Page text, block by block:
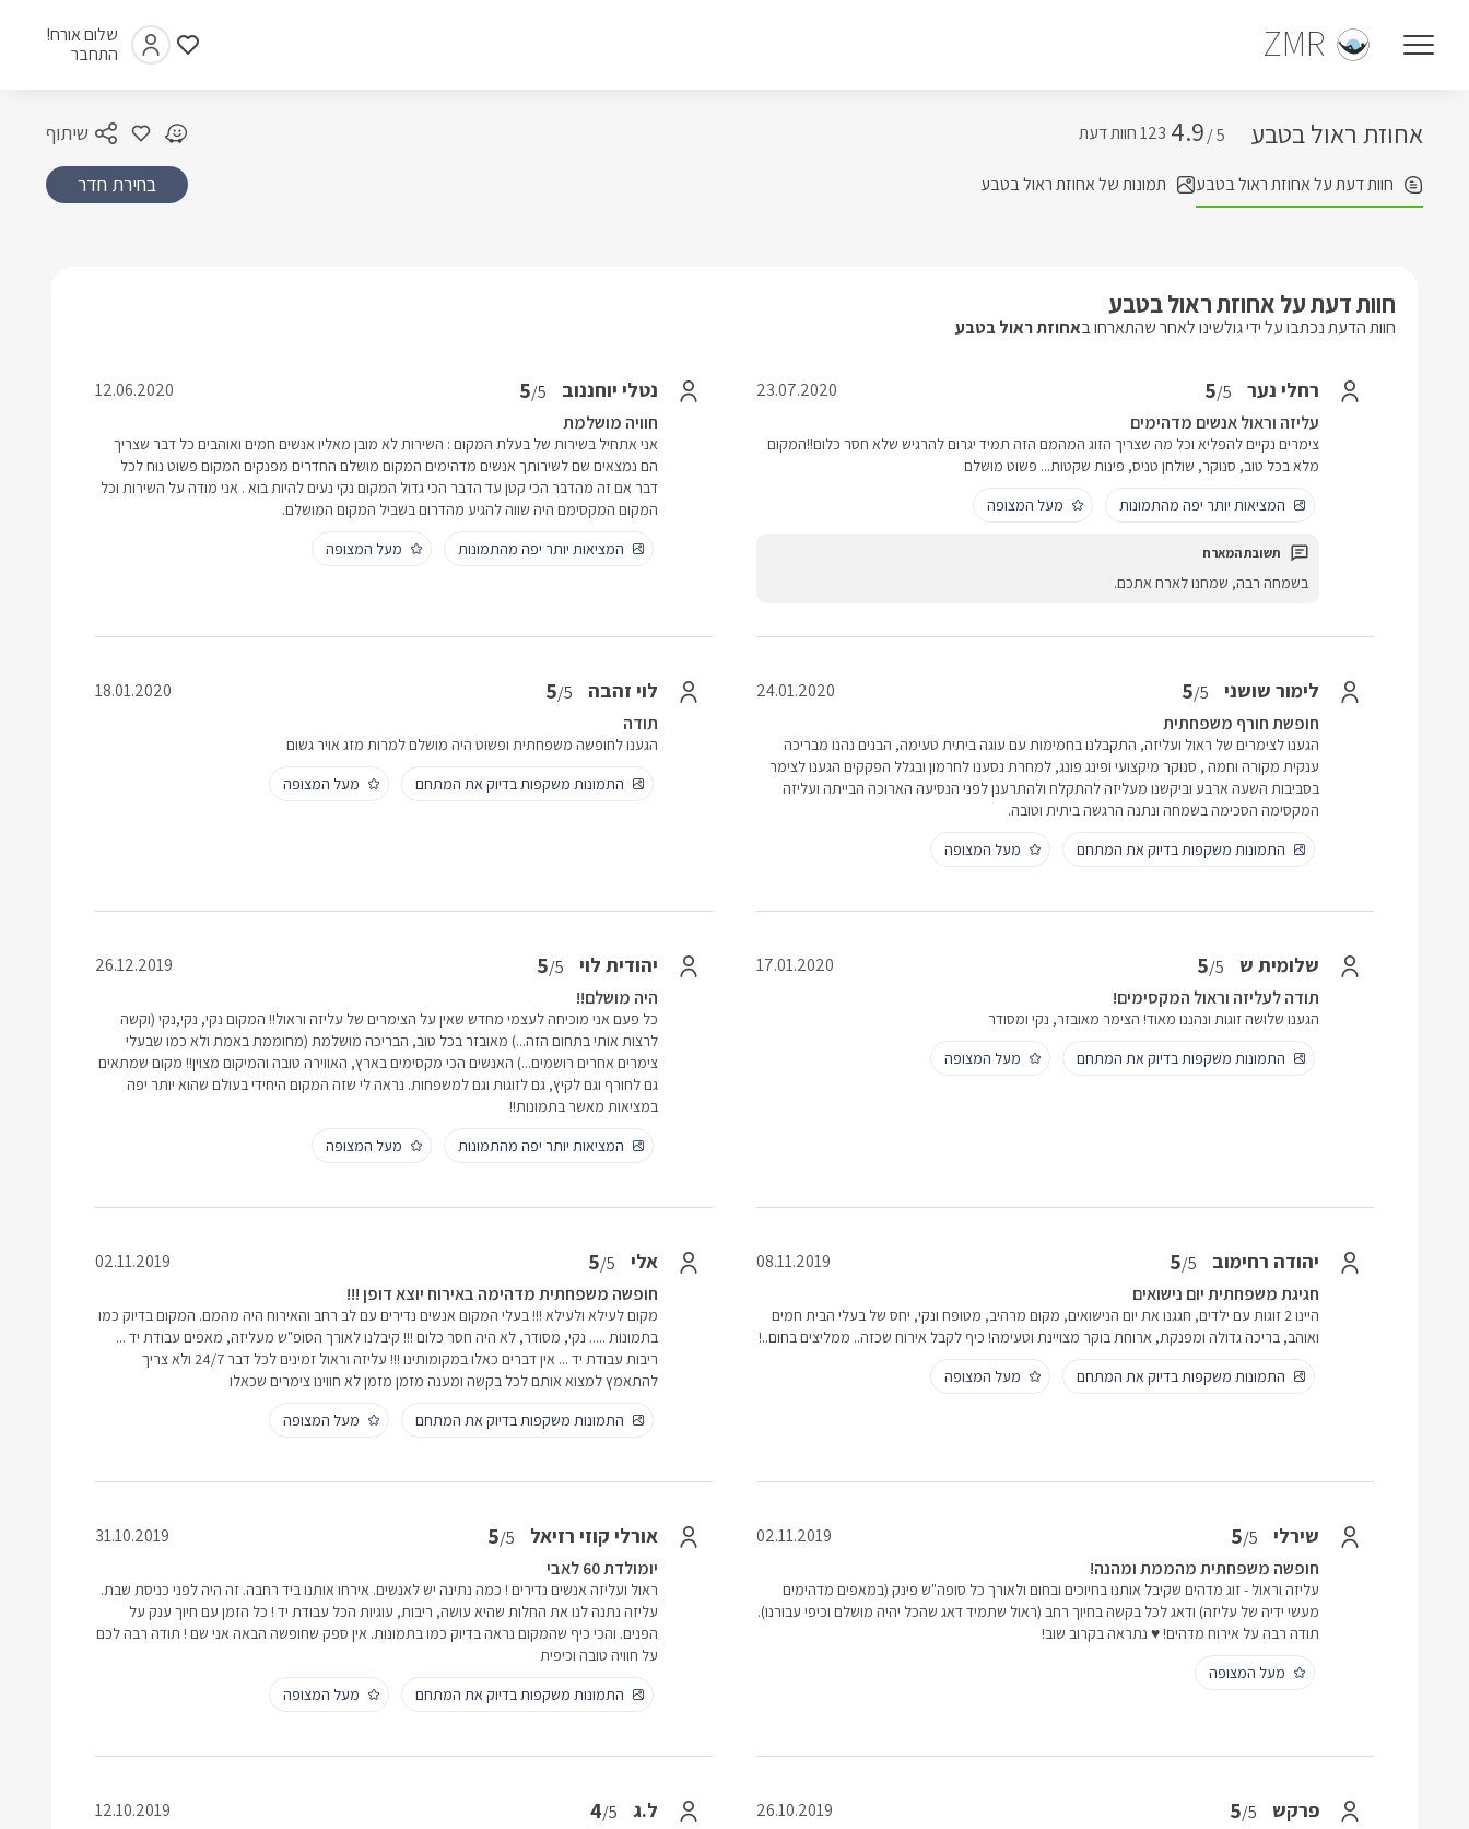
ZMR
שלום אורח!
התחבר
אחוזת ראול בטבע 5 /
4.9
חוות דעת על אחוזת ראול בטבע תמונות של אחוזת ראול בטבע
שיתוף
בחירת חדר
חוות דעת על אחוזת ראול בטבע
חוות הדעת נכתבו על ידי גולשינו לאחר שהתארחו באחוזת ראול בטבע
רחלי נער 5/5
23.07.2020
עליזה וראול אנשים מדהימים
צימרים נקיים להפליא וכל מה שצריך הזוג המהמם הזה תמיד יגרום להרגיש שלא חסר כלום!!המקום
מלא בכל טוב, סנוקר, שולחן טניס, פינות שקטות... פשוט מושלם
המציאות יותר יפה מהתמונות
מעל המצופה
בשמחה רבה, שמחנו לארח אתכם.
נטלי יוחננוב 5/5
12.06.2020
חוויה מושלמת
אני אתחיל בשירות של בעלת המקום : השירות לא מובן מאליו אנשים חמים ואוהבים כל דבר שצריך
הם נמצאים שם לשירותך אנשים מדהימים המקום מושלם החדרים מפנקים המקום פשוט נוח לכל
דבר אם זה מהדבר הכי קטן עד הדבר הכי גדול המקום נקי נעים להיות בוא . אני מודה על השירות וכל
המקום המקסימם היה שווה להגיע מהדרום בשביל המקום המושלם.
המציאות יותר יפה מהתמונות
מעל המצופה
לימור שושני 5/5
24.01.2020
חופשת חורף משפחתית
הגענו לצימרים של ראול ועליזה, התקבלנו בחמימות עם עוגה ביתית טעימה, הבנים נהנו מבריכה
ענקית מקורה וחמה , סנוקר מיקצועי ופינג פונג, למחרת נסענו לחרמון ובגלל הפקקים הגענו לצימר
בסביבות השעה ארבע וביקשנו מעליזה להתקלח ולהתרענן לפני הנסיעה הארוכה הבייתה ועליזה
המקסימה הסכימה בשמחה ונתנה הרגשה ביתית וטובה.
התמונות משקפות בדיוק את המתחם
מעל המצופה
לוי זהבה 5/5
18.01.2020
תודה
הגענו לחופשה משפחתית ופשוט היה מושלם למרות מזג אויר גשום
התמונות משקפות בדיוק את המתחם
מעל המצופה
שלומית ש 5/5
17.01.2020
תודה לעליזה וראול המקסימים!
הגענו שלושה זוגות ונהננו מאוד! הצימר מאובזר, נקי ומסודר
התמונות משקפות בדיוק את המתחם
מעל המצופה
יהודית לוי 5/5
26.12.2019
היה מושלם!!
כל פעם אני מוכיחה לעצמי מחדש שאין על הצימרים של עליזה וראול!! המקום נקי, נקי,נקי (וקשה
לרצות אותי בתחום הזה...) מאובזר בכל טוב, הבריכה מושלמת (מחוממת באמת ולא כמו שבעלי
צימרים אחרים רושמים...) האנשים הכי מקסימים בארץ, האווירה טובה והמיקום מצוין!! מקום שמתאים
גם לחורף וגם לקיץ, גם לזוגות וגם למשפחות. נראה לי שזה המקום היחידי בעולם שהוא יותר יפה
במציאות מאשר בתמונות!!
המציאות יותר יפה מהתמונות
מעל המצופה
יהודה רחימוב 5/5
08.11.2019
חגיגת משפחתית יום נישואים
היינו 2 זוגות עם ילדים, חגגנו את יום הנישואים, מקום מרהיב, מטופח ונקי, יחס של בעלי הבית חמים
ואוהב, בריכה גדולה ומפנקת, ארוחת בוקר מצויינת וטעימה! כיף לקבל אירוח שכזה.. ממליצים בחום..!
התמונות משקפות בדיוק את המתחם
מעל המצופה
אלי 5/5
02.11.2019
חופשה משפחתית מדהימה באירוח יוצא דופן !!!
מקום לעילא ולעילא !!! בעלי המקום אנשים נדירים עם לב רחב והאירוח היה מהמם. המקום בדיוק כמו
בתמונות ..... נקי, מסודר, לא היה חסר כלום !!! קיבלנו לאורך הסופ"ש מעליזה, מאפים עבודת יד ...
ריבות עבודת יד ... אין דברים כאלו במקומותינו !!! עליזה וראול זמינים לכל דבר 24/7 ולא צריך
להתאמץ למצוא אותם לכל בקשה ומענה מזמן מזמן לא חווינו צימרים שכאלו
התמונות משקפות בדיוק את המתחם
מעל המצופה
שירלי 5/5
02.11.2019
חופשה משפחתית מהממת ומהנה!
עליזה וראול - זוג מדהים שקיבל אותנו בחיוכים ובחום ולאורך כל סופה"ש פינק (במאפים מדהימים
מעשי ידיה של עליזה) ודאג לכל בקשה בחיוך רחב (ראול שתמיד דאג שהכל יהיה מושלם וכיפי עבורנו).
תודה רבה על אירוח מדהים! ♥️ נתראה בקרוב שוב!
מעל המצופה
אורלי קוזי רזיאל 5/5
31.10.2019
יומולדת 60 לאבי
ראול ועליזה אנשים נדירים ! כמה נתינה יש לאנשים. אירחו אותנו ביד רחבה. זה היה לפני כניסת שבת.
עליזה נתנה לנו את החלות שהיא עושה, ריבות, עוגיות הכל עבודת יד ! כל הזמן עם חיוך ענק על
הפנים. והכי כיף שהמקום נראה בדיוק כמו בתמונות. אין ספק שחופשה הבאה אני שם ! תודה רבה לכם
על חוויה טובה וכיפית
התמונות משקפות בדיוק את המתחם
מעל המצופה
פרקש 5/5
26.10.2019
ל.ג 4/5
12.10.2019